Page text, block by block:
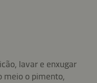
lavar e enxugar
meio o pimento,